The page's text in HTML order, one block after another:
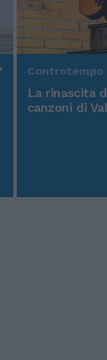
Controtempo
La rinascita
canzoni di